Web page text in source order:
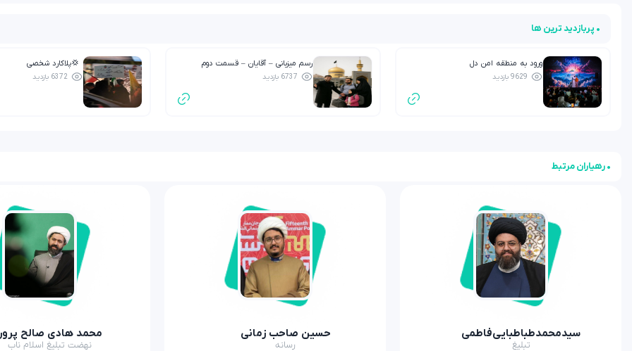
• پربازدید ترین ها
ورود به منطقه امن دل
9629 بازدید
رسم میزبانی – آقایان – قسمت دوم
6737 بازدید
💢پلاکارد شخصی
6372 بازدید
• رهیاران مرتبط
سیدمحمدطباطبایی‌فاطمی
تبلیغ
حسین صاحب زمانی
رسانه
محمد هادی صالح
نهضت تبلیغ اسلام ناب